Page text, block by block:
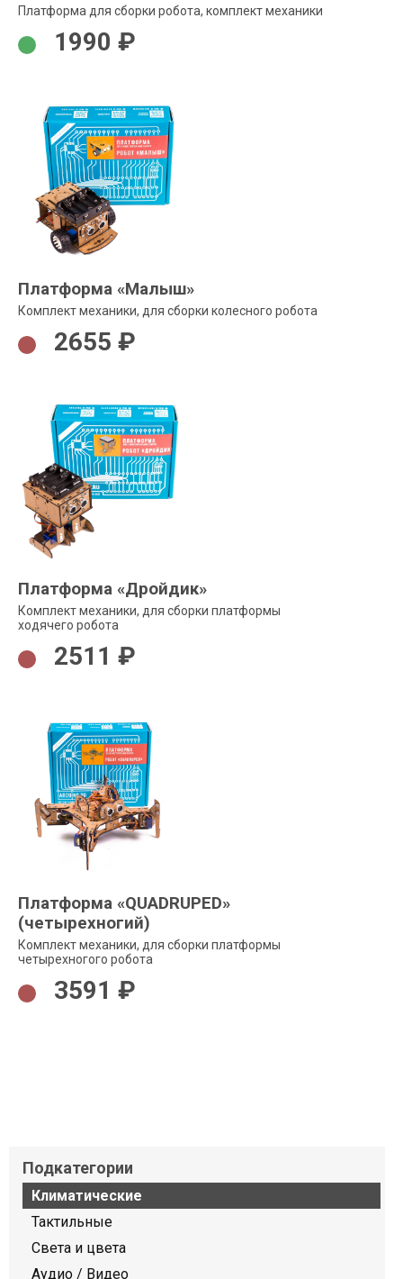
Платформа для сборки робота, комплект механики
1990 ₽
Платформа «Малыш»
Комплект механики, для сборки колесного робота
2655 ₽
Платформа «Дройдик»
Комплект механики, для сборки платформы
ходячего робота
2511 ₽
Платформа «QUADRUPED»
(четырехногий)
Комплект механики, для сборки платформы
четырехногого робота
3591 ₽
Подкатегории
Климатические
Тактильные
Света и цвета
Аудио / Видео